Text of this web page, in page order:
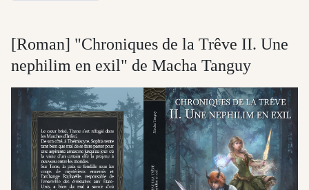
[Roman] "Chroniques de la Trêve II. Une
nephilim en exil" de Macha Tanguy